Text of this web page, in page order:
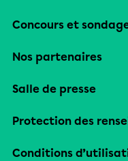
Concours et
Nos partenaires
Salle de presse
Protection des
Conditions